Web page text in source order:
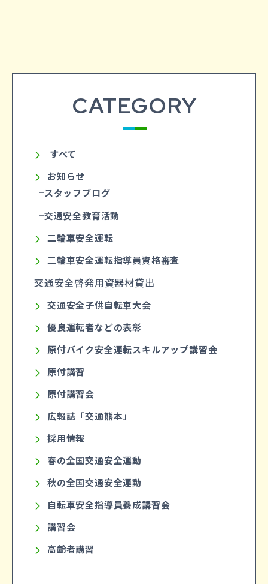
CATEGORY
すべて
お知らせ
スタッフブログ
交通安全教育活動
二輪車安全運転
二輪車安全運転指導員資格審査
交通安全啓発用資器材貸出
交通安全子供自転車大会
優良運転者などの表彰
原付バイク安全運転スキルアップ講習会
原付講習
原付講習会
広報誌「交通熊本」
採用情報
春の全国交通安全運動
秋の全国交通安全運動
自転車安全指導員養成講習会
講習会
高齢者講習